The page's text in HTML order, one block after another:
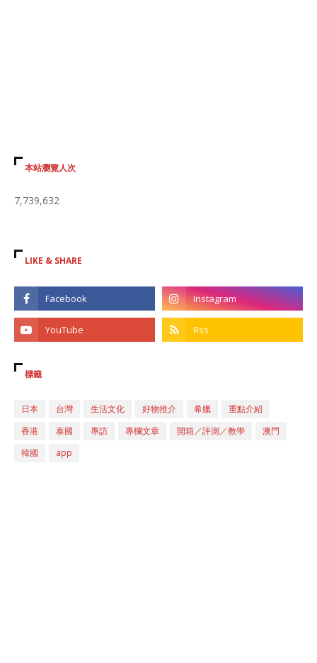
本站瀏覽人次
7,739,632
LIKE & SHARE
標籤
日本 台灣 生活文化 好物推介 希臘
重點介紹
香港
泰國 專訪 專欄文章 開箱／評測／教學
澳門
韓國
app